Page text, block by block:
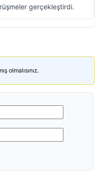
gerçekleştirdi.
olmalısınız.